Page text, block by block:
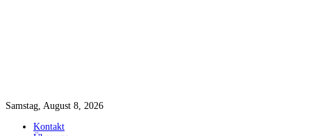
Samstag, August 8, 2026
Kontakt